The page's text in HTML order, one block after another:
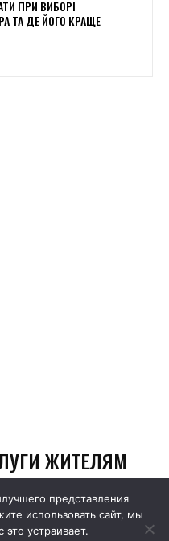
ПРИ ВИБОРІ
ТА ДЕ ЙОГО КРАЩЕ
представления
использовать сайт, мы
это устраивает.